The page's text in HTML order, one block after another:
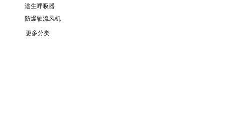
逃生呼吸器
防爆轴流风机
更多分类